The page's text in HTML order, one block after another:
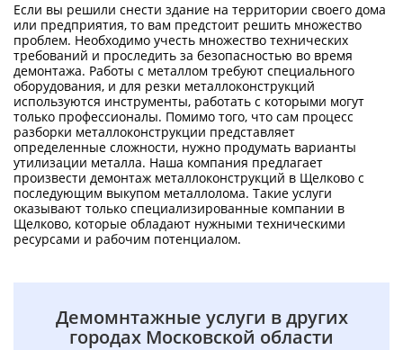
Если вы решили снести здание на территории своего дома
или предприятия, то вам предстоит решить множество
проблем. Необходимо учесть множество технических
требований и проследить за безопасностью во время
демонтажа. Работы с металлом требуют специального
оборудования, и для резки металлоконструкций
используются инструменты, работать с которыми могут
только профессионалы. Помимо того, что сам процесс
разборки металлоконструкции представляет
определенные сложности, нужно продумать варианты
утилизации металла. Наша компания предлагает
произвести демонтаж металлоконструкций в Щелково с
последующим выкупом металлолома. Такие услуги
оказывают только специализированные компании в
Щелково, которые обладают нужными техническими
ресурсами и рабочим потенциалом.
Демомнтажные услуги в других
городах Московской области